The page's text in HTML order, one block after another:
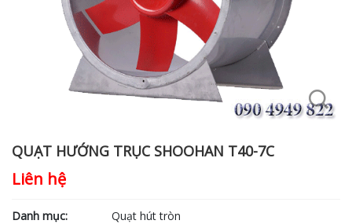
QUẠT HƯỚNG TRỤC SHOOHAN T40-7C
Liên hệ
Danh mục: Quạt hút tròn